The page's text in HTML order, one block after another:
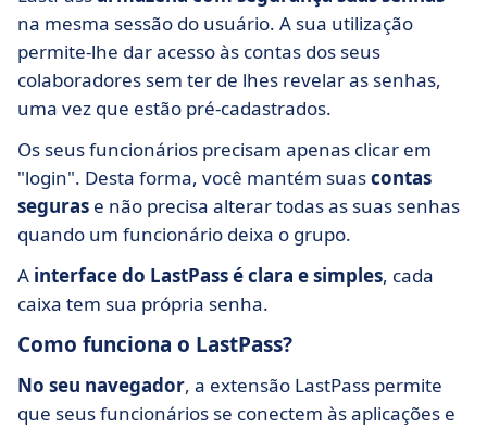
na mesma sessão do usuário. A sua utilização
permite-lhe dar acesso às contas dos seus
colaboradores sem ter de lhes revelar as senhas,
uma vez que estão pré-cadastrados.
Os seus funcionários precisam apenas clicar em
"login". Desta forma, você mantém suascontas
seguras e não precisa alterar todas as suas senhas
quando um funcionário deixa o grupo.
A interface do LastPass é clara e simples, cada
caixa tem sua própria senha.
Como funciona o LastPass?
No seu navegador, a extensão LastPass permite
que seus funcionários se conectem às aplicações e